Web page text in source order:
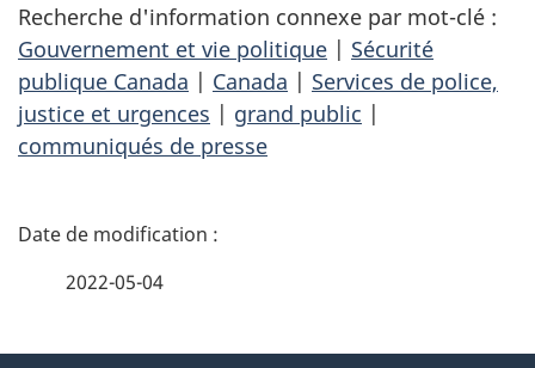
Recherche d'information connexe par mot-clé :
Gouvernement et vie politique | Sécurité
publique Canada | Canada | Services de police,
justice et urgences | grand public |
communiqués de presse
D
2022-05-04